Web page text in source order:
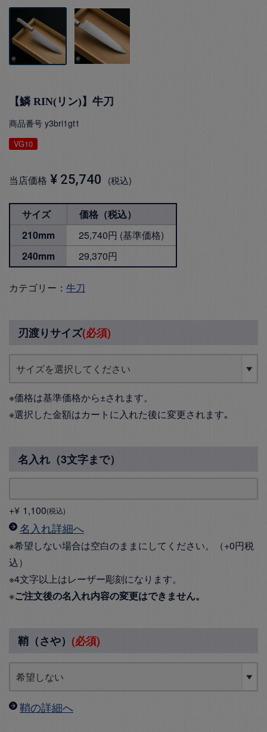
【鱗 RIN(リン)】牛刀
商品番号 y3bri1gt1
VG10
当店価格 ¥ 25,740 税込
サイズ
価格（税込）
210mm
25,740円 (基準価格)
240mm
29,370円
カテゴリー： 牛刀
刃渡りサイズ(必須)
※価格は基準価格から±されます。
※選択した金額はカートに入れた後に変更されます｡
名入れ（3文字まで）
+¥ 1,100 税込
名入れ詳細へ
※希望しない場合は空白のままにしてください。（+0円税
込）
※4文字以上はレーザー彫刻になります。
※ご注文後の名入れ内容の変更はできません。
鞘（さや） (必須)
鞘の詳細へ